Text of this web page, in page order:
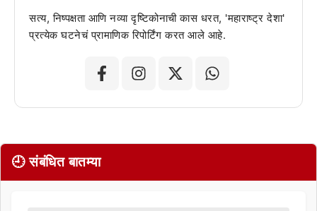
सत्य, निष्पक्षता आणि नव्या दृष्टिकोनाची कास धरत, 'महाराष्ट्र देशा'
प्रत्येक घटनेचं प्रामाणिक रिपोर्टिंग करत आले आहे.
🕘 संबंधित बातम्या